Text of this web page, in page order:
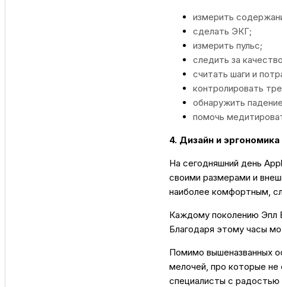
измерить
сделать ЭКГ;
измерить пульс;
следить за
считать шаги и
контролировать
обнаружить
помочь
4. Дизайн и эргономика
На сегодняшний день
своими размерами и
наиболее комфортным,
Каждому поколению Эпл
Благодаря этому часы
Помимо вышеназванных
мелочей, про которые
специалисты с